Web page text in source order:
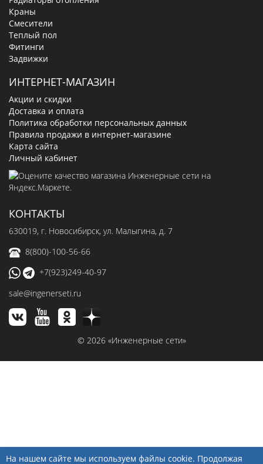
Краны
Смесители
Теплый пол
Фитинги
Задвижки
ИНТЕРНЕТ-МАГАЗИН
Акции и скидки
Доставка и оплата
Политика обработки персональных данных
Правила продажи в интернет-магазине
Карта сайта
Личный кабинет
КОНТАКТЫ
630019, г. Новосибирск, ул. Малыгина, д. 7
8(800)-100-56-66
+7(923)249-40-97
sale@ingenerseti.ru
© 2026 «Инженерные сети»
На нашем сайте мы используем файлы cookie. Продолжая